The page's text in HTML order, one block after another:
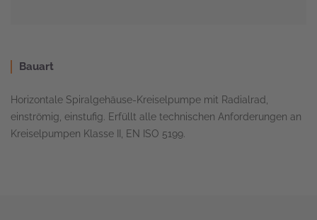
Bauart
Horizontale Spiralgehäuse-Kreiselpumpe mit Radialrad,
einströmig, einstufig. Erfüllt alle technischen Anforderungen an
Kreiselpumpen Klasse II, EN ISO 5199.